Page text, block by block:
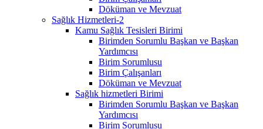
Döküman ve Mevzuat
Sağlık Hizmetleri-2
Kamu Sağlık Tesisleri Birimi
Birimden Sorumlu Başkan ve Başkan
Yardımcısı
Birim Sorumlusu
Birim Çalışanları
Döküman ve Mevzuat
Sağlık hizmetleri Birimi
Birimden Sorumlu Başkan ve Başkan
Yardımcısı
Birim Sorumlusu